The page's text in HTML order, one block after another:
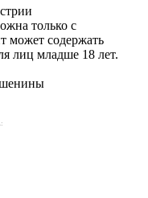
только с
может содержать
лиц младше 18 лет.